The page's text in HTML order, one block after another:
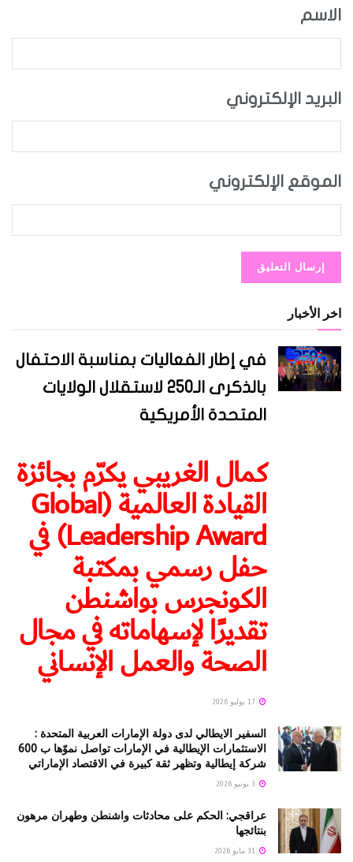
الاسم
البريد الإلكتروني
الموقع الإلكتروني
اخر الأخبار
في إطار الفعاليات بمناسبة الاحتفال
بالذكرى الـ250 لاستقلال الولايات
المتحدة الأمريكية
كمال الغريبي يكرّم بجائزة
القيادة العالمية (Global
Leadership Award) في
حفل رسمي بمكتبة
الكونجرس بواشنطن
تقديرًا لإسهاماته في مجال
الصحة والعمل الإنساني
السفير الايطالي لدى دولة الإمارات العربية المتحدة :
الاستثمارات الإيطالية في الإمارات تواصل نموّها ب 600
شركة إيطالية وتظهر ثقة كبيرة في الاقتصاد الإماراتي
عراقجي: الحكم على محادثات واشنطن وطهران مرهون
بنتائجها